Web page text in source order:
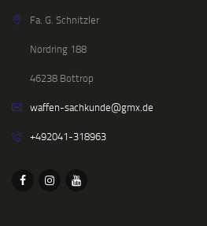
Fa. G. Schnitzler
Nordring 188
46238 Bottrop
waffen-sachkunde@gmx.de
+492041-318963